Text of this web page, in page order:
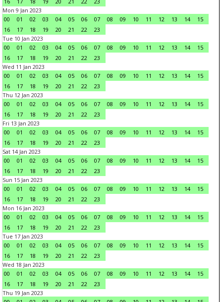
Mon 9 Jan 2023
00
01 02 03 04 05 06 07 08 09 10 11 12 13 14
15
16
17 18 19 20 21 22
23
Tue 10 Jan 2023
00
01 02 03 04 05 06 07 08 09 10 11 12 13 14
15
16
17 18 19 20 21 22
23
Wed 11 Jan 2023
00
01 02 03 04 05 06 07 08 09 10 11 12 13 14
15
16
17 18 19 20 21 22
23
Thu 12 Jan 2023
00
01 02 03 04 05 06 07 08 09 10 11 12 13 14
15
16
17 18 19 20 21 22
23
Fri 13 Jan 2023
00
01 02 03 04 05 06 07 08 09 10 11 12 13 14
15
16
17 18 19 20 21 22
23
Sat 14 Jan 2023
00
01 02 03 04 05 06 07 08 09 10 11 12 13 14
15
16
17 18 19 20 21 22
23
Sun 15 Jan 2023
00
01 02 03 04 05 06 07 08 09 10 11 12 13 14
15
16
17 18 19 20 21 22
23
Mon 16 Jan 2023
00
01 02 03 04 05 06 07 08 09 10 11 12 13 14
15
16
17 18 19 20 21 22
23
Tue 17 Jan 2023
00
01 02 03 04 05 06 07 08 09 10 11 12 13 14
15
16
17 18 19 20 21 22
23
Wed 18 Jan 2023
00
01 02 03 04 05 06 07 08 09 10 11 12 13 14
15
16
17 18 19 20 21 22
23
Thu 19 Jan 2023